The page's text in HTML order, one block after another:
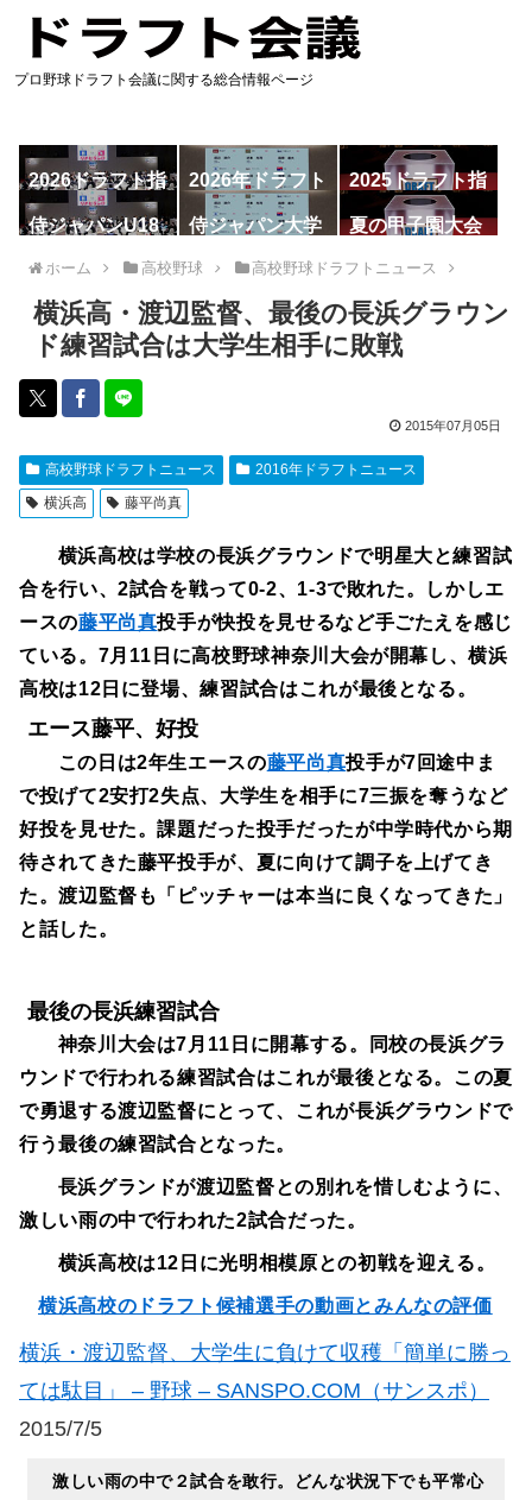
プロ野球ドラフト会議に関する総合情報ページ
2026ドラフト指
名予想
2026年ドラフト
候補
2025ドラフト指
名一覧
侍ジャパンU18
代表
侍ジャパン大学
代表
夏の甲子園大会
ホーム 高校野球 高校野球ドラフトニュース
横浜高・渡辺監督、最後の長浜グラウン
ド練習試合は大学生相手に敗戦
2015年07月05日
高校野球ドラフトニュース
2016年ドラフトニュース
横浜高
藤平尚真
横浜高校は学校の長浜グラウンドで明星大と練習試
合を行い、2試合を戦って0-2、1-3で敗れた。しかしエ
ースの藤平尚真投手が快投を見せるなど手ごたえを感じ
ている。7月11日に高校野球神奈川大会が開幕し、横浜
高校は12日に登場、練習試合はこれが最後となる。
エース藤平、好投
この日は2年生エースの藤平尚真投手が7回途中ま
で投げて2安打2失点、大学生を相手に7三振を奪うなど
好投を見せた。課題だった投手だったが中学時代から期
待されてきた藤平投手が、夏に向けて調子を上げてき
た。渡辺監督も「ピッチャーは本当に良くなってきた」
と話した。
最後の長浜練習試合
神奈川大会は7月11日に開幕する。同校の長浜グラ
ウンドで行われる練習試合はこれが最後となる。この夏
で勇退する渡辺監督にとって、これが長浜グラウンドで
行う最後の練習試合となった。
長浜グランドが渡辺監督との別れを惜しむように、
激しい雨の中で行われた2試合だった。
横浜高校は12日に光明相模原との初戦を迎える。
横浜高校のドラフト候補選手の動画とみんなの評価
横浜・渡辺監督、大学生に負けて収穫「簡単に勝っ
ては駄目」 – 野球 – SANSPO.COM（サンスポ）
2015/7/5
激しい雨の中で２試合を敢行。どんな状況下でも平常心